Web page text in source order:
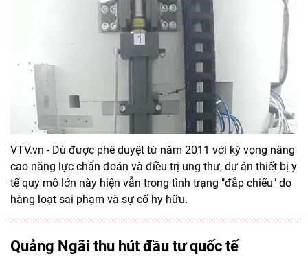
VTV.vn - Dù được phê duyệt từ năm 2011 với kỳ vọng nâng
cao năng lực chẩn đoán và điều trị ung thư, dự án thiết bị y
tế quy mô lớn này hiện vẫn trong tình trạng "đắp chiếu" do
hàng loạt sai phạm và sự cố hy hữu.
Quảng Ngãi thu hút đầu tư quốc tế